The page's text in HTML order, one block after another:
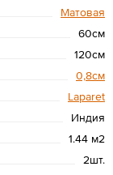
Матовая
60см
120см
0,8см
Laparet
Индия
1.44 м2
2шт.